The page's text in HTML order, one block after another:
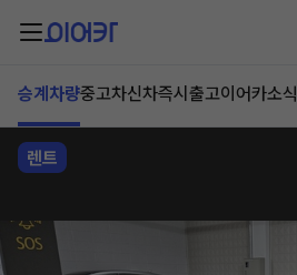
승계차량중고차신차즉시출고이어카소식
렌트